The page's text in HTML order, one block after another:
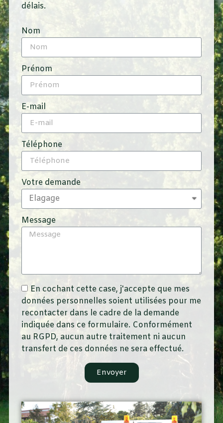
délais.
Nom
Prénom
E-mail
Téléphone
Votre demande
Message
En cochant cette case, j'accepte que mes
données personnelles soient utilisées pour me
recontacter dans le cadre de la demande
indiquée dans ce formulaire. Conformément
au RGPD, aucun autre traitement ni aucun
transfert de ces données ne sera effectué.
Envoyer